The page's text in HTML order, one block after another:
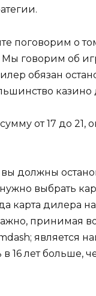
поговорим о
говорим об
обязан
казино
от 17 до 21,
вы должны
выбрать
карта дилера
принимая
является
16 лет больше,